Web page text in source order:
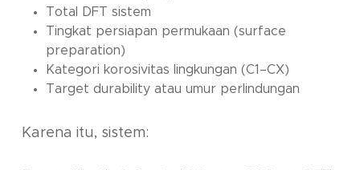
Total DFT sistem
Tingkat persiapan permukaan (surface
preparation)
Kategori korosivitas lingkungan (C1–CX)
Target durability atau umur perlindungan
Karena itu, sistem: